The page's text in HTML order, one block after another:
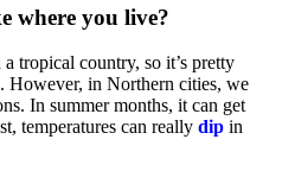
where you live?
tropical country, so it’s pretty
However, in Northern cities, we
In summer months, it can get
temperatures can really dip in